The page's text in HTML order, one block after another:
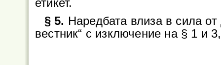
етикет.
§ 5. Наредбата влиза в сила
вестник“ с изключение на § 1 и